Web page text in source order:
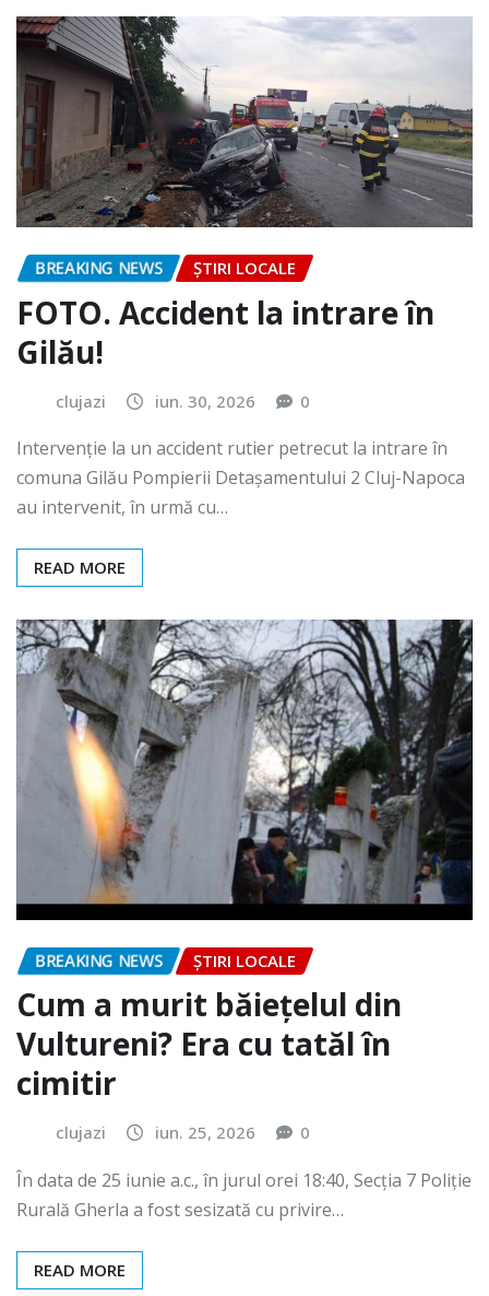
BREAKING NEWS ȘTIRI LOCALE
FOTO. Accident la intrare în
Gilău!
clujazi iun. 30, 2026 0
Intervenție la un accident rutier petrecut la intrare în
comuna Gilău Pompierii Detașamentului 2 Cluj-Napoca
au intervenit, în urmă cu…
READ MORE
BREAKING NEWS ȘTIRI LOCALE
Cum a murit băiețelul din
Vultureni? Era cu tatăl în
cimitir
clujazi iun. 25, 2026 0
În data de 25 iunie a.c., în jurul orei 18:40, Secția 7 Poliție
Rurală Gherla a fost sesizată cu privire…
READ MORE